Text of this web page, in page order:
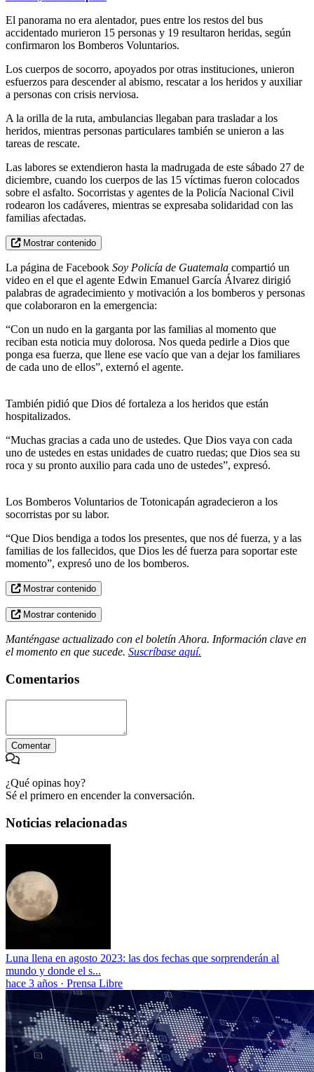
El panorama no era alentador, pues entre los restos del bus
accidentado murieron 15 personas y 19 resultaron heridas, según
confirmaron los Bomberos Voluntarios.
Los cuerpos de socorro, apoyados por otras instituciones, unieron
esfuerzos para descender al abismo, rescatar a los heridos y auxiliar
a personas con crisis nerviosa.
A la orilla de la ruta, ambulancias llegaban para trasladar a los
heridos, mientras personas particulares también se unieron a las
tareas de rescate.
Las labores se extendieron hasta la madrugada de este sábado 27 de
diciembre, cuando los cuerpos de las 15 víctimas fueron colocados
sobre el asfalto. Socorristas y agentes de la Policía Nacional Civil
rodearon los cadáveres, mientras se expresaba solidaridad con las
familias afectadas.
Mostrar contenido
La página de Facebook Soy Policía de Guatemala compartió un
video en el que el agente Edwin Emanuel García Álvarez dirigió
palabras de agradecimiento y motivación a los bomberos y personas
que colaboraron en la emergencia:
“Con un nudo en la garganta por las familias al momento que
reciban esta noticia muy dolorosa. Nos queda pedirle a Dios que
ponga esa fuerza, que llene ese vacío que van a dejar los familiares
de cada uno de ellos”, externó el agente.
También pidió que Dios dé fortaleza a los heridos que están
hospitalizados.
“Muchas gracias a cada uno de ustedes. Que Dios vaya con cada
uno de ustedes en estas unidades de cuatro ruedas; que Dios sea su
roca y su pronto auxilio para cada uno de ustedes”, expresó.
Los Bomberos Voluntarios de Totonicapán agradecieron a los
socorristas por su labor.
“Que Dios bendiga a todos los presentes, que nos dé fuerza, y a las
familias de los fallecidos, que Dios les dé fuerza para soportar este
momento”, expresó uno de los bomberos.
Mostrar contenido
Mostrar contenido
Manténgase actualizado con el boletín Ahora. Información clave en
el momento en que sucede. Suscríbase aquí.
Comentarios
Comentar
¿Qué opinas hoy?
Sé el primero en encender la conversación.
Noticias relacionadas
Luna llena en agosto 2023: las dos fechas que sorprenderán al
mundo y donde el s...
hace 3 años · Prensa Libre